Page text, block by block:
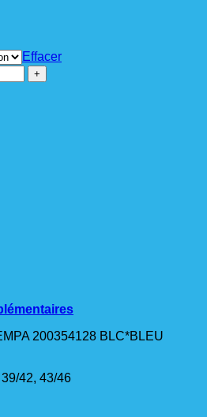
Effacer
200354128 BLC*BLEU
42, 43/46